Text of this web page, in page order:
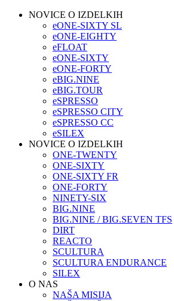
NOVICE O IZDELKIH
eONE-SIXTY SL
eONE-EIGHTY
eFLOAT
eONE-SIXTY
eONE-FORTY
eBIG.NINE
eBIG.TOUR
eSPRESSO
eSPRESSO CITY
eSPRESSO CC
eSILEX
NOVICE O IZDELKIH
ONE-TWENTY
ONE-SIXTY
ONE-SIXTY FR
ONE-FORTY
NINETY-SIX
BIG.NINE
BIG.NINE / BIG.SEVEN TFS
DIRT
REACTO
SCULTURA
SCULTURA ENDURANCE
SILEX
O NAS
NAŠA MISIJA